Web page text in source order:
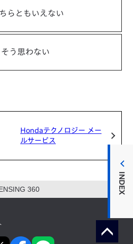
INDEX
らともいえない
そう思わない
Hondaテクノロジー メー
ルサービス
360